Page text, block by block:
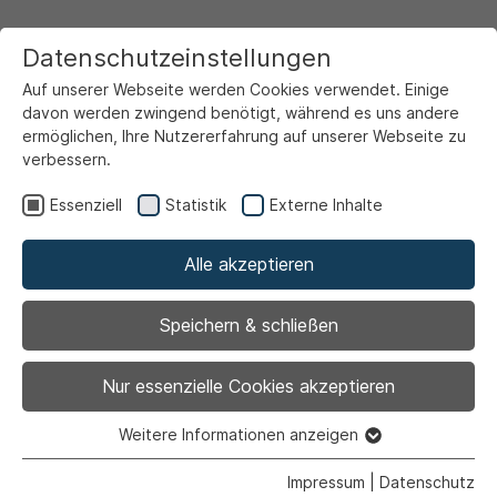
Elternabend „Fit für die
Schule“ im Rathaus
Datenschutzeinstellungen
Auf unserer Webseite werden Cookies verwendet. Einige
davon werden zwingend benötigt, während es uns andere
ermöglichen, Ihre Nutzererfahrung auf unserer Webseite zu
verbessern.
Essenziell Statistik Externe Inhalte
Alle akzeptieren
Speichern & schließen
Nur essenzielle Cookies akzeptieren
Essenzielle Cookies werden für grundlegende Funktionen
Weitere Informationen anzeigen
Impressum Datenschutz